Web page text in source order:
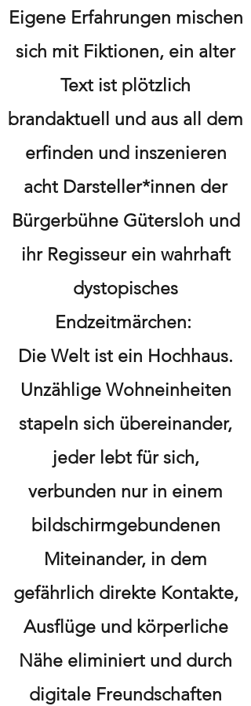
Eigene Erfahrungen mischen
sich mit Fiktionen, ein alter
Text ist plötzlich
brandaktuell und aus all dem
erfinden und inszenieren
acht Darsteller*innen der
Bürgerbühne Gütersloh und
ihr Regisseur ein wahrhaft
dystopisches
Endzeitmärchen:
Die Welt ist ein Hochhaus.
Unzählige Wohneinheiten
stapeln sich übereinander,
jeder lebt für sich,
verbunden nur in einem
bildschirmgebundenen
Miteinander, in dem
gefährlich direkte Kontakte,
Ausflüge und körperliche
Nähe eliminiert und durch
digitale Freundschaften